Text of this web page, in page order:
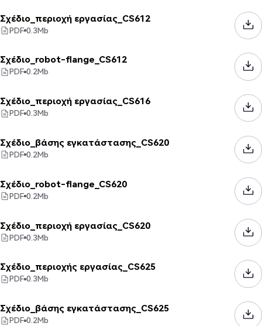
Σχέδιο_περιοχή εργασίας_CS612
PDF 0.3Mb
Σχέδιο_robot-flange_CS612
PDF 0.2Mb
Σχέδιο_περιοχή εργασίας_CS616
PDF 0.3Mb
Σχέδιο_βάσης εγκατάστασης_CS620
PDF 0.2Mb
Σχέδιο_robot-flange_CS620
PDF 0.2Mb
Σχέδιο_περιοχή εργασίας_CS620
PDF 0.3Mb
Σχέδιο_περιοχής εργασίας_CS625
PDF 0.3Mb
Σχέδιο_βάσης εγκατάστασης_CS625
PDF 0.2Mb